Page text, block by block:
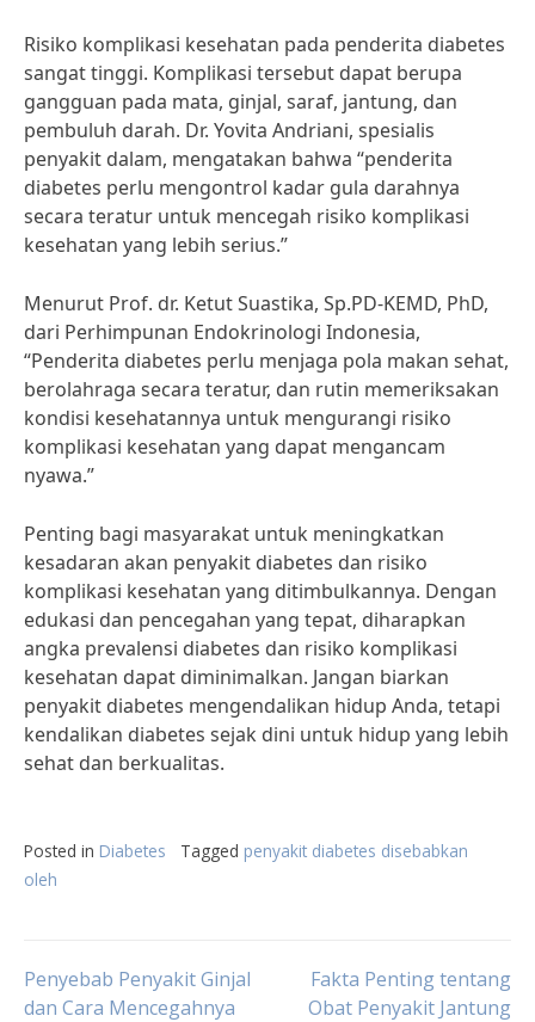
Risiko komplikasi kesehatan pada penderita diabetes
sangat tinggi. Komplikasi tersebut dapat berupa
gangguan pada mata, ginjal, saraf, jantung, dan
pembuluh darah. Dr. Yovita Andriani, spesialis
penyakit dalam, mengatakan bahwa “penderita
diabetes perlu mengontrol kadar gula darahnya
secara teratur untuk mencegah risiko komplikasi
kesehatan yang lebih serius.”
Menurut Prof. dr. Ketut Suastika, Sp.PD-KEMD, PhD,
dari Perhimpunan Endokrinologi Indonesia,
“Penderita diabetes perlu menjaga pola makan sehat,
berolahraga secara teratur, dan rutin memeriksakan
kondisi kesehatannya untuk mengurangi risiko
komplikasi kesehatan yang dapat mengancam
nyawa.”
Penting bagi masyarakat untuk meningkatkan
kesadaran akan penyakit diabetes dan risiko
komplikasi kesehatan yang ditimbulkannya. Dengan
edukasi dan pencegahan yang tepat, diharapkan
angka prevalensi diabetes dan risiko komplikasi
kesehatan dapat diminimalkan. Jangan biarkan
penyakit diabetes mengendalikan hidup Anda, tetapi
kendalikan diabetes sejak dini untuk hidup yang lebih
sehat dan berkualitas.
Posted in Diabetes Tagged penyakit diabetes disebabkan
oleh
Post
Penyebab Penyakit Ginjal
dan Cara Mencegahnya
Fakta Penting tentang
Obat Penyakit Jantung